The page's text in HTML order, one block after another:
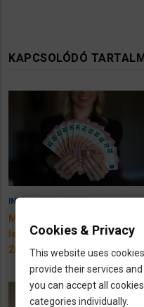
KAPCSOLÓDÓ
INFÓK 27 máj 2026
Melyik cégek fizetnek a
legjobban Németországban -
2026?
Cookies & Privacy
This website uses
provide their services
you can accept all
categories individually.